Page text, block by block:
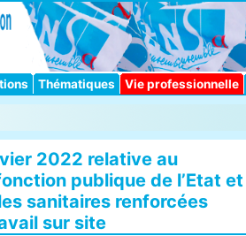
Thématiques Vie professionnelle
2022 relative au
publique de l’Etat et
sanitaires renforcées
sur site